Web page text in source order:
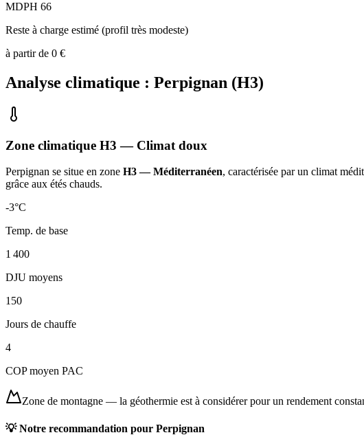
MDPH 66
Reste à charge estimé (profil très modeste)
à partir de 0 €
Analyse climatique : Perpignan (H3)
Zone climatique H3 — Climat doux
Perpignan se situe en zone H3 — Méditerranéen, caractérisée par un climat
grâce aux étés chauds.
-3°C
Temp. de base
1 400
DJU moyens
150
Jours de chauffe
4
COP moyen PAC
Zone de montagne — la géothermie est à considérer pour un rendement
💡 Notre recommandation pour Perpignan